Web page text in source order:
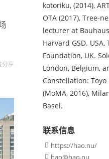
分享
kotoriku, (2014),
OTA (2017), Tree-
lecturer at
Harvard GSD.
Foundation, UK.
London, Belgium,
Constellation: Toyo
(MoMA, 2016),
Basel.
联系信息
 https://hao.nu/
 hao@hao.nu